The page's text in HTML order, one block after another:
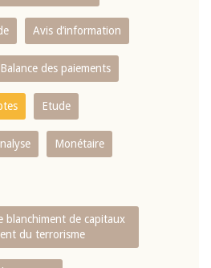
Avis d’information
Balance des paiements
Etude
Monétaire
blanchiment de capitaux
du terrorisme